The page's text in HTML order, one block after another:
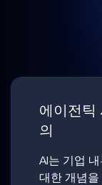
에이전틱
의
AI는 기업
대한 개념을